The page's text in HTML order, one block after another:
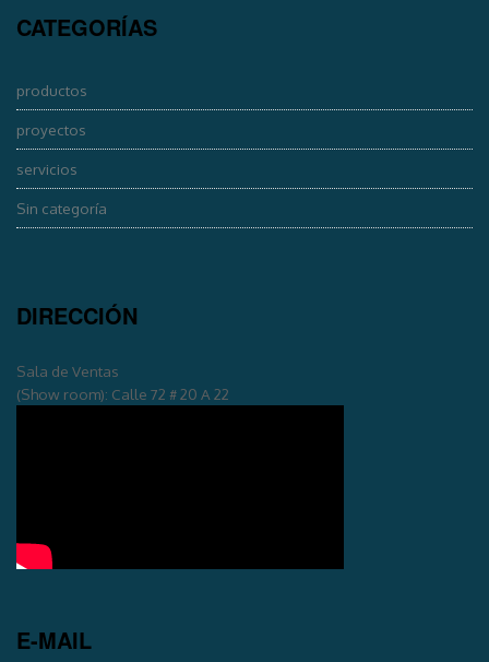
CATEGORÍAS
productos
proyectos
servicios
Sin categoría
DIRECCIÓN
Sala de Ventas
(Show room): Calle 72 # 20 A 22
E-MAIL